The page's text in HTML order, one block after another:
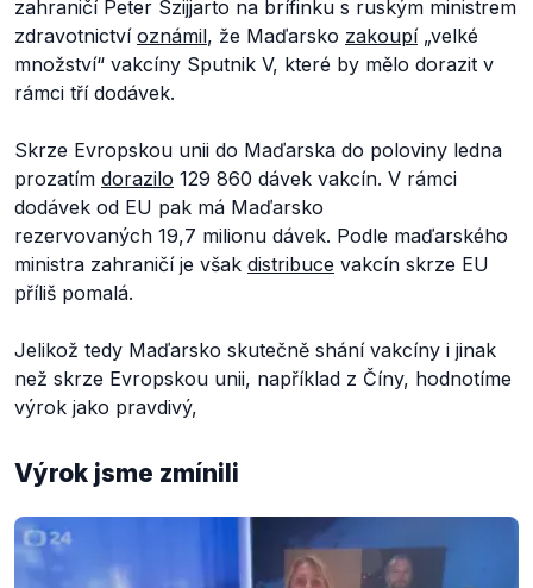
zahraničí Peter Szijjarto na brífinku s ruským ministrem
zdravotnictví oznámil, že Maďarsko zakoupí„velké
množství“ vakcíny Sputnik V, které by mělo dorazit v
rámci tří dodávek.
Skrze Evropskou unii do Maďarska do poloviny ledna
prozatím dorazilo 129 860 dávek vakcín. V rámci
dodávek od EU pak má Maďarsko
rezervovaných 19,7 milionu dávek. Podle maďarského
ministra zahraničí je však distribuce vakcín skrze EU
příliš pomalá.
Jelikož tedy Maďarsko skutečně shání vakcíny i jinak
než skrze Evropskou unii, například z Číny, hodnotíme
výrok jako pravdivý,
Výrok jsme zmínili